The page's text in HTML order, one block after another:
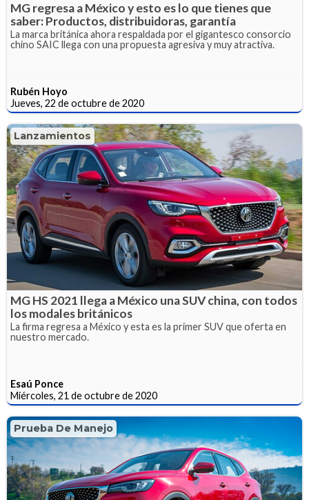
MG regresa a México y esto es lo que tienes que
saber: Productos, distribuidoras, garantía
La marca británica ahora respaldada por el gigantesco consorcio
chino SAIC llega con una propuesta agresiva y muy atractiva.
Rubén Hoyo
Jueves, 22 de octubre de 2020
Lanzamientos
MG HS 2021 llega a México una SUV china, con todos
los modales británicos
La firma regresa a México y esta es la primer SUV que oferta en
nuestro mercado.
Esaú Ponce
Miércoles, 21 de octubre de 2020
Prueba De Manejo